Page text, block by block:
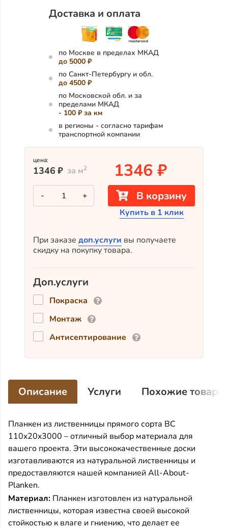
Доставка и оплата
по Москве в пределах МКАД
до 5000 ₽
по Санкт-Петербургу и обл.
до 4500 ₽
по Московской обл. и за
пределами МКАД
- 100 ₽ за км
в регионы - согласно тарифам
транспортной компании
цена:
1346 ₽ за м2 1346 ₽
-
Количество
товара
Прямой
ВС
110x20x3000
+ В корзину
Купить в 1 клик
При заказе доп.услуги вы получаете
скидку на покупку товара.
Доп.услуги
Покраска
Монтаж
Антисептирование
Описание Услуги Похожие товары
Планкен из лиственницы прямого сорта BC
110x20x3000 – отличный выбор материала для
вашего проекта. Эти высококачественные доски
изготавливаются из натуральной лиственницы и
предоставляются нашей компанией All-About-
Planken.
Материал: Планкен изготовлен из натуральной
лиственницы, которая известна своей высокой
стойкостью к влаге и гниению, что делает ее